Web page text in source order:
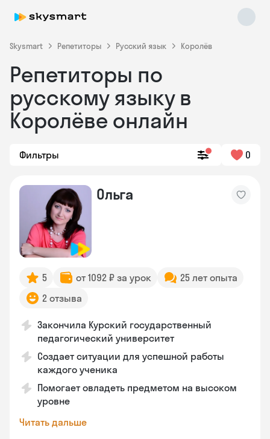
Skysmart Репетиторы Русский язык Королёв
Репетиторы по
русскому языку в
Королёве онлайн
Фильтры 0
Ольга
5 от 1092 ₽ за урок
25 лет опыта
2 отзыва
Закончила Курский государственный
педагогический университет
Создает ситуации для успешной работы
каждого ученика
Помогает овладеть предметом на высоком
уровне
Читать дальше
Skysmart Chat